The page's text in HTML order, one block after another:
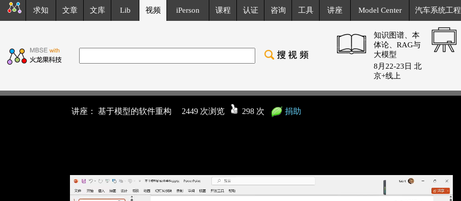
求知 文章 文库 Lib 视频 iPerson 课程 认证 咨询 工具 讲座 Model Center 汽车系统工程
知识图谱、本
体论、RAG与
大模型
8月22-23日 北
京+线上
讲座： 基于模型的软件重构 2449 次浏览 298 次 捐助